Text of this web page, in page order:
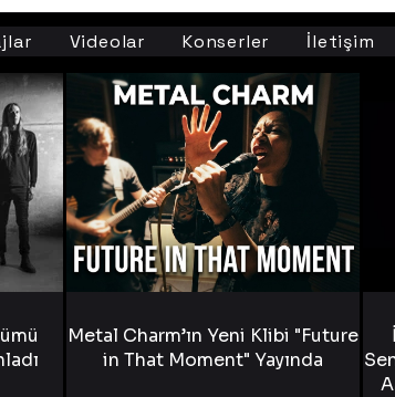
Videolar Konserler İletişim
Metal Charm’ın Yeni Klibi "Future
in That Moment" Yayında